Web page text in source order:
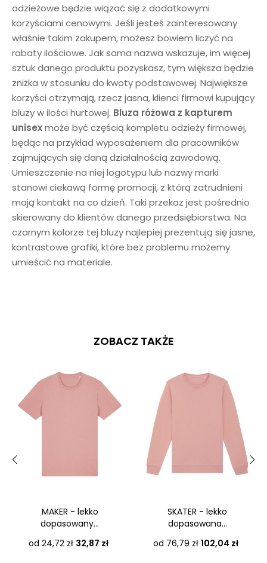
odzieżowe będzie wiązać się z dodatkowymi
korzyściami cenowymi. Jeśli jesteś zainteresowany
właśnie takim zakupem, możesz bowiem liczyć na
rabaty ilościowe. Jak sama nazwa wskazuje, im więcej
sztuk danego produktu pozyskasz, tym większa będzie
zniżka w stosunku do kwoty podstawowej. Największe
korzyści otrzymają, rzecz jasna, klienci firmowi kupujący
bluzy w ilości hurtowej. Bluza różowa z kapturem
unisexmoże być częścią kompletu odzieży firmowej,
będąc na przykład wyposażeniem dla pracowników
zajmujących się daną działalnością zawodową.
Umieszczenie na niej logotypu lub nazwy marki
stanowi ciekawą formę promocji, z którą zatrudnieni
mają kontakt na co dzień. Taki przekaz jest pośrednio
skierowany do klientów danego przedsiębiorstwa. Na
czarnym kolorze tej bluzy najlepiej prezentują się jasne,
kontrastowe grafiki, które bez problemu możemy
umieścić na materiale.
ZOBACZ TAKŻE
MAKER - lekko
dopasowany...
od 24,72 zł Cena
32,87 zł
SKATER - lekko
dopasowana...
od 76,79 zł Cena
102,04 zł